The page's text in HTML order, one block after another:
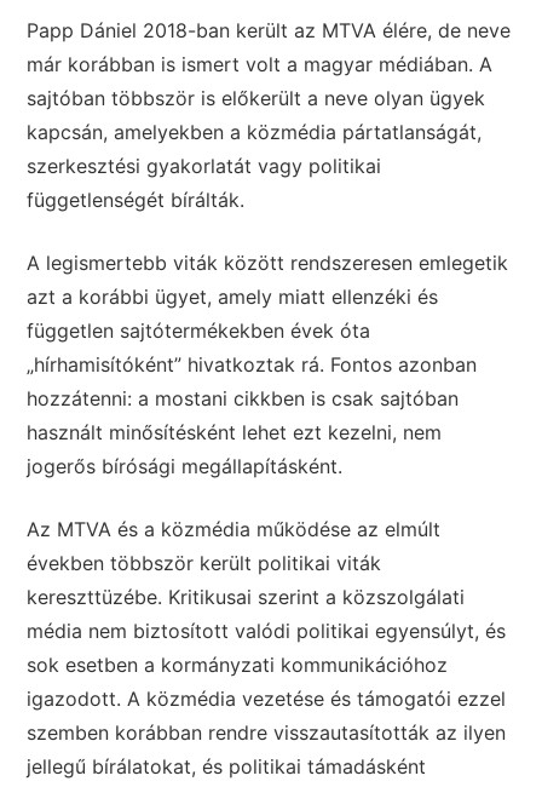
Papp Dániel 2018-ban került az MTVA élére, de neve
már korábban is ismert volt a magyar médiában. A
sajtóban többször is előkerült a neve olyan ügyek
kapcsán, amelyekben a közmédia pártatlanságát,
szerkesztési gyakorlatát vagy politikai
függetlenségét bírálták.
A legismertebb viták között rendszeresen emlegetik
azt a korábbi ügyet, amely miatt ellenzéki és
független sajtótermékekben évek óta
„hírhamisítóként” hivatkoztak rá. Fontos azonban
hozzátenni: a mostani cikkben is csak sajtóban
használt minősítésként lehet ezt kezelni, nem
jogerős bírósági megállapításként.
Az MTVA és a közmédia működése az elmúlt
években többször került politikai viták
kereszttüzébe. Kritikusai szerint a közszolgálati
média nem biztosított valódi politikai egyensúlyt, és
sok esetben a kormányzati kommunikációhoz
igazodott. A közmédia vezetése és támogatói ezzel
szemben korábban rendre visszautasították az ilyen
jellegű bírálatokat, és politikai támadásként